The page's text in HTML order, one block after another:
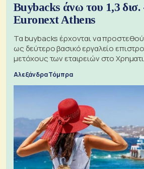
Buybacks άνω του 1,3 δισ.
Euronext Athens
Τα buybacks έρχονται να
ως δεύτερο βασικό εργαλείο
μετόχους των εταιρειών στο
Αλεξάνδρα Τόμπρα